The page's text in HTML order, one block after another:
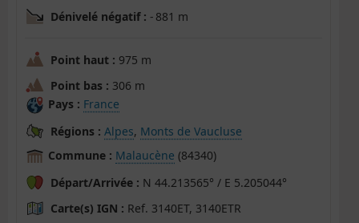
Dénivelé négatif : - 881 m
Point haut : 975 m
Point bas : 306 m
Pays : France
Régions : Alpes, Monts de Vaucluse
Commune : Malaucène (84340)
Départ/Arrivée : N 44.213565° / E 5.205044°
Carte(s) IGN : Ref. 3140ET, 3140ETR